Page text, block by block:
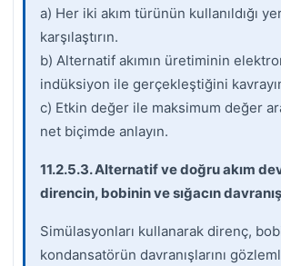
a) Her iki akım türünün kullanıldığı
karşılaştırın.
b) Alternatif akımın üretiminin
indüksiyon ile gerçekleştiğini
c) Etkin değer ile maksimum değer
net biçimde anlayın.
11.2.5.3. Alternatif ve doğru akım
direncin, bobinin ve sığacın
Simülasyonları kullanarak direnç,
kondansatörün davranışlarını